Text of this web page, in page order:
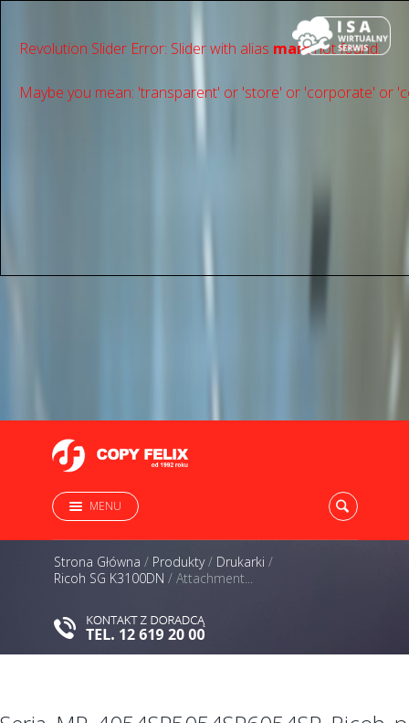
Revolution Slider Error: Slider with alias mainnot found.
Maybe you mean: 'transparent' or 'store' or 'сorporate' or
MENU
Strona Główna / Produkty/ Drukarki /
Ricoh SG K3100DN / Attachment...